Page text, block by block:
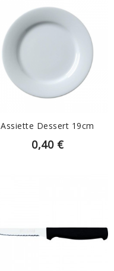
EN SAVOIR PLUS
Assiette Dessert 19cm
0,40 €